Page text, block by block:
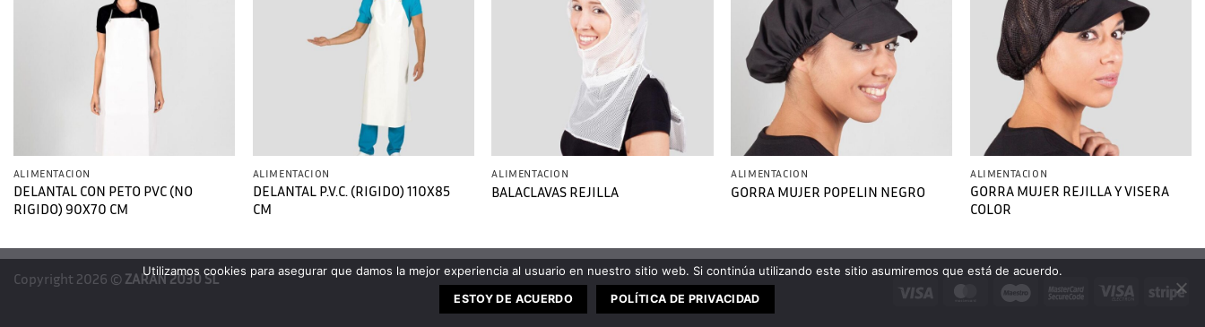
ALIMENTACION
DELANTAL CON PETO PVC (NO
RIGIDO) 90X70 CM
ALIMENTACION
DELANTAL P.V.C. (RIGIDO) 110X85
CM
ALIMENTACION
BALACLAVAS REJILLA
ALIMENTACION
GORRA MUJER POPELIN NEGRO
ALIMENTACION
GORRA MUJER REJILLA Y VISERA
COLOR
Visa MasterCardMaestroMasterCard
Visa
Copyright 2026 © ZARAN 2030 SL
Utilizamos cookies para asegurar que damos la mejor experiencia al usuario en nuestro sitio web. Si continúa utilizando este sitio asumiremos que está de acuerdo.
ESTOY DE ACUERDO POLÍTICA DE PRIVACIDAD